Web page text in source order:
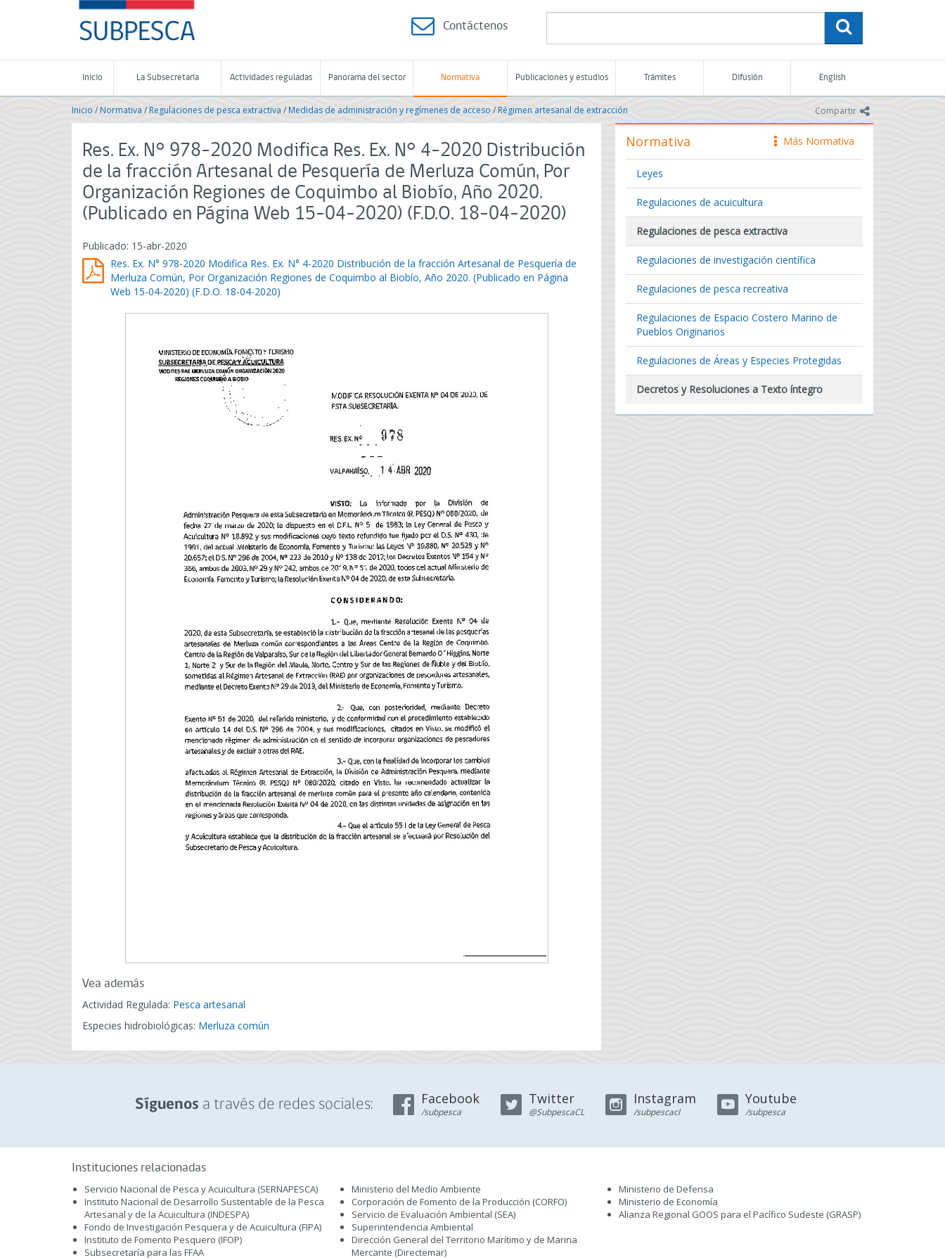
-
Subsecretaría
de
Pesca
Acuicultura
-
de
Chile
Contáctenos
Inicio La Subsecretaría Actividades reguladas Panorama del sector Normativa Publicaciones y estudios Trámites Difusión English
Compartir icono
Inicio /Normativa / Regulaciones de pesca extractiva /Medidas de administración y regímenes de acceso / Régimen artesanal de extracción
Res. Ex. N° 978-2020 Modifica Res. Ex. N° 4-2020 Distribución
de la fracción Artesanal de Pesquería de Merluza Común, Por
Organización Regiones de Coquimbo al Biobío, Año 2020.
(Publicado en Página Web 15-04-2020) (F.D.O. 18-04-2020)
Publicado: 15-abr-2020
Res. Ex. N° 978-2020 Modifica Res. Ex. N° 4-2020 Distribución de la fracción Artesanal de Pesquería de
Merluza Común, Por Organización Regiones de Coquimbo al Biobío, Año 2020. (Publicado en Página
Web 15-04-2020) (F.D.O. 18-04-2020)
Vea además
Actividad Regulada: Pesca artesanal
Especies hidrobiológicas: Merluza común
icono
Más Normativa
Normativa
Leyes
Regulaciones de acuicultura
Regulaciones de pesca extractiva
Regulaciones de investigación científica
Regulaciones de pesca recreativa
Regulaciones de Espacio Costero Marino de
Pueblos Originarios
Regulaciones de Áreas y Especies Protegidas
Decretos y Resoluciones a Texto íntegro
Síguenos a través de redes sociales: Facebook
/subpesca
Twitter
@SubpescaCL
Instagram
/subpescacl
Youtube
/subpesca
Instituciones relacionadas
Servicio Nacional de Pesca y Acuicultura (SERNAPESCA)
Instituto Nacional de Desarrollo Sustentable de la Pesca
Artesanal y de la Acuicultura (INDESPA)
Fondo de Investigación Pesquera y de Acuicultura (FIPA)
Instituto de Fomento Pesquero (IFOP)
Subsecretaría para las FFAA
Ministerio del Medio Ambiente
Corporación de Fomento de la Producción (CORFO)
Servicio de Evaluación Ambiental (SEA)
Superintendencia Ambiental
Dirección General del Territorio Marítimo y de Marina
Mercante (Directemar)
Ministerio de Defensa
Ministerio de Economía
Alianza Regional GOOS para el Pacífico Sudeste (GRASP)